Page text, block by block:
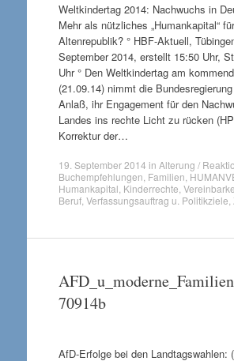
Weltkindertag 2014: Nachwuchs in
Mehr als nützliches „Humankapital“
Altenrepublik? ° HBF-Aktuell,
September 2014, erstellt 15:50 Uhr,
Uhr ° Den Weltkindertag am
(21.09.14) nimmt die
Anlaß, ihr Engagement für den
Landes ins rechte Licht zu rücken
Korrektur der…
19. September 2014 in Alterung /
Buchempfehlungen Familien
Humankapital Kinderrechte
Beruf, Verfassungsauftrag u. Politikziele
70914b
AfD-Erfolge bei den Landtagswahlen: